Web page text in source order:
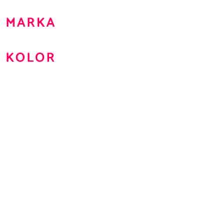
MARKA
KOLOR